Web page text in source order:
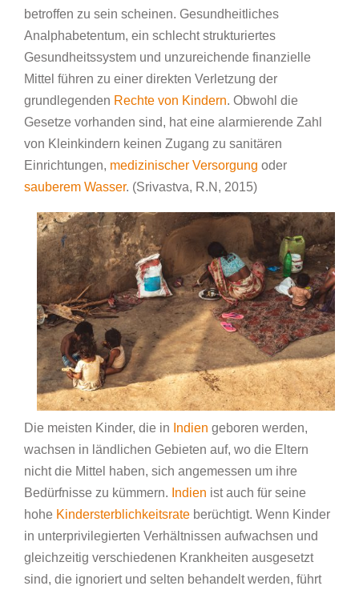
betroffen zu sein scheinen. Gesundheitliches
Analphabetentum, ein schlecht strukturiertes
Gesundheitssystem und unzureichende finanzielle
Mittel führen zu einer direkten Verletzung der
grundlegenden Rechte von Kindern. Obwohl die
Gesetze vorhanden sind, hat eine alarmierende Zahl
von Kleinkindern keinen Zugang zu sanitären
Einrichtungen, medizinischer Versorgung oder
sauberem Wasser. (Srivastva, R.N, 2015)
Die meisten Kinder, die in Indien geboren werden,
wachsen in ländlichen Gebieten auf, wo die Eltern
nicht die Mittel haben, sich angemessen um ihre
Bedürfnisse zu kümmern. Indien ist auch für seine
hohe Kindersterblichkeitsrate berüchtigt. Wenn Kinder
in unterprivilegierten Verhältnissen aufwachsen und
gleichzeitig verschiedenen Krankheiten ausgesetzt
sind, die ignoriert und selten behandelt werden, führt